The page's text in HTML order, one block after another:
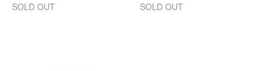
SOLD OUT
SOLD OUT